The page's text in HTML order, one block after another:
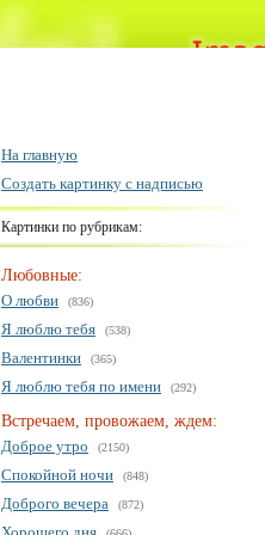
На главную
Создать картинку с надписью
Картинки по рубрикам:
Любовные:
О любви
(836)
Я люблю тебя (538)
Валентинки (365)
Я люблю тебя по имени (292)
Встречаем, провожаем, ждем:
Доброе утро
(2150)
Спокойной ночи (848)
Доброго вечера (872)